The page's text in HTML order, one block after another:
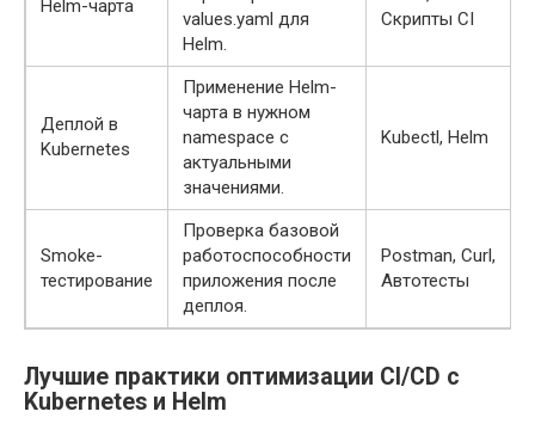
Helm-чарта
values.yaml для
Helm.
Скрипты CI
Деплой в
Kubernetes
Применение Helm-
чарта в нужном
namespace с
актуальными
значениями.
Kubectl, Helm
Smoke-
тестирование
Проверка базовой
работоспособности
приложения после
деплоя.
Postman, Curl,
Автотесты
Лучшие практики оптимизации CI/CD с
Kubernetes и Helm